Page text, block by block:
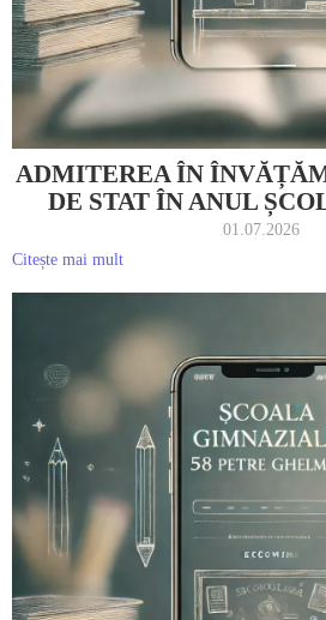
ADMITEREA ÎN
DE STAT ÎN ANUL
01.07.2026
Citește mai mult